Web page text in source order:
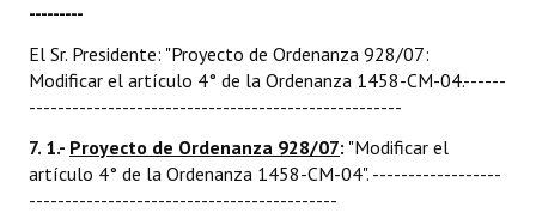
---------
El Sr. Presidente: "Proyecto de Ordenanza 928/07:
Modificar el artículo 4° de la Ordenanza 1458-CM-04.------
----------------------------------------------------
7. 1.- Proyecto de Ordenanza 928/07: "Modificar el
artículo 4° de la Ordenanza 1458-CM-04". ------------------
-------------------------------------------